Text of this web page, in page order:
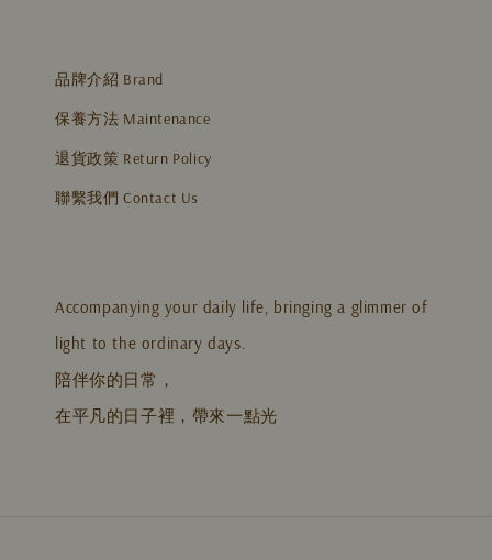
品牌介紹 Brand
保養方法 Maintenance
退貨政策 Return Policy
聯繫我們 Contact Us
Accompanying your daily life, bringing a glimmer of
light to the ordinary days.
陪伴你的日常，
在平凡的日子裡，帶來一點光